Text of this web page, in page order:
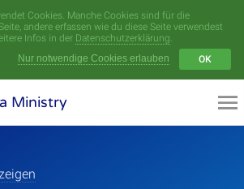
Cookies. Manche Cookies sind für die
andere erfassen wie du diese Seite verwendest
Infos in der Datenschutzerklärung.
Nur notwendige Cookies erlauben
OK
Ministry
Menü
Videoarchiv